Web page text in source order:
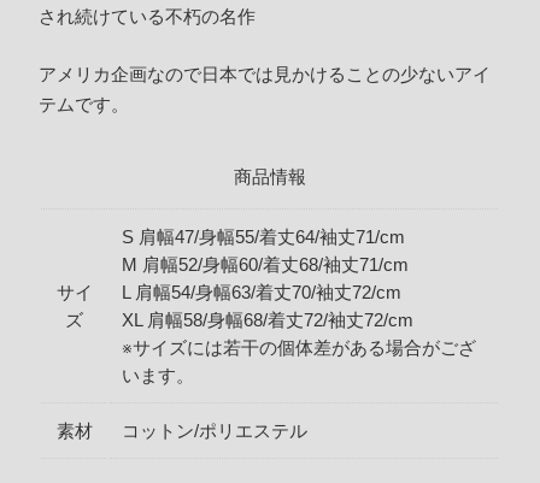
され続けている不朽の名作
アメリカ企画なので日本では見かけることの少ないアイ
テムです。
商品情報
サイ
ズ
S 肩幅47/身幅55/着丈64/袖丈71/cm
M 肩幅52/身幅60/着丈68/袖丈71/cm
L 肩幅54/身幅63/着丈70/袖丈72/cm
XL 肩幅58/身幅68/着丈72/袖丈72/cm
※サイズには若干の個体差がある場合がござ
います。
素材 コットン/ポリエステル